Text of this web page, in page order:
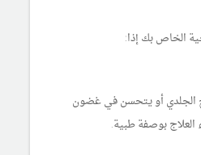
الخاص بك إذا:
الجلدي أو يتحسن في غضون
بوصفة طبية.